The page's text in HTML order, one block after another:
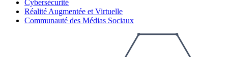
Cybersécurité
Réalité Augmentée et Virtuelle
Communauté des Médias Sociaux